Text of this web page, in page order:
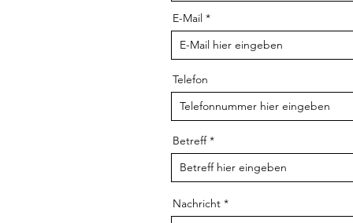
E-Mail
Telefon
Betreff
Nachricht